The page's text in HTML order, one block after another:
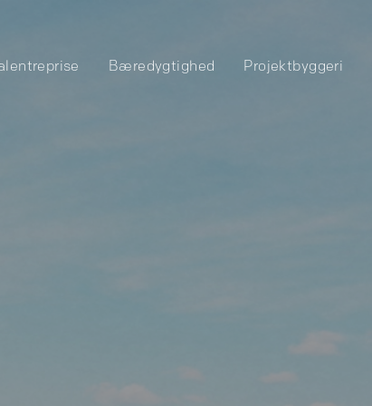
Bæredygtighed Projektbyggeri